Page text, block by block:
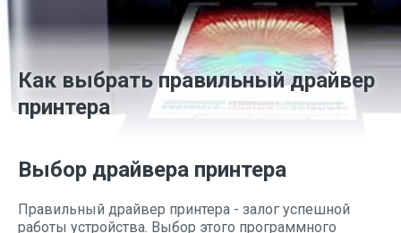
Как выбрать правильный драйвер
принтера
Выбор драйвера принтера
Правильный драйвер принтера - залог успешной
работы устройства. Выбор этого программного